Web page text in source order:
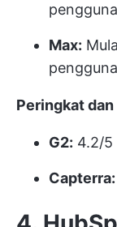
Max:
Peringkat dan
G2: 4.2/5
Capterra: